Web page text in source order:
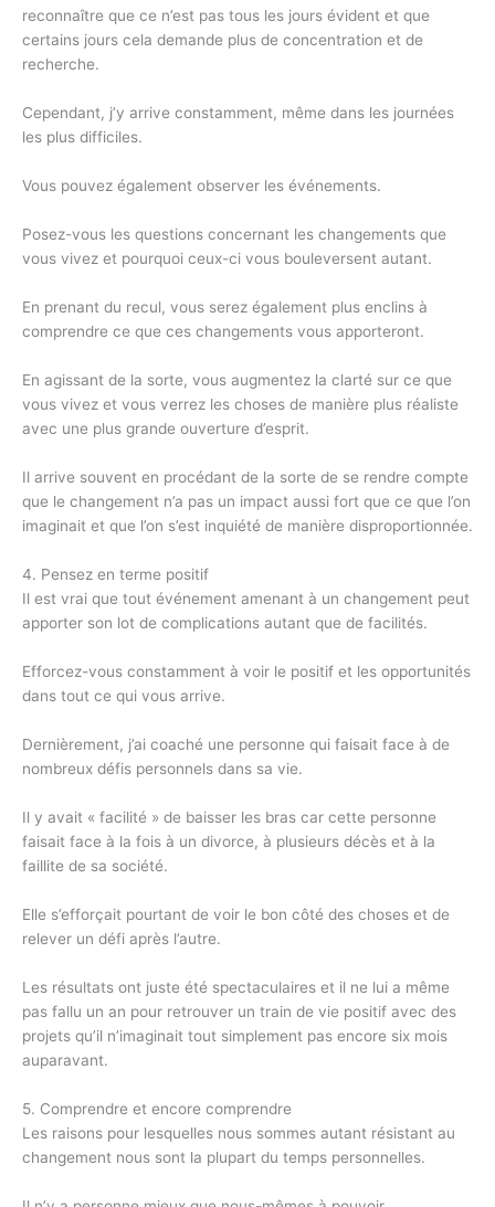
reconnaître que ce n’est pas tous les jours évident et que
certains jours cela demande plus de concentration et de
recherche.
Cependant, j’y arrive constamment, même dans les journées
les plus difficiles.
Vous pouvez également observer les événements.
Posez-vous les questions concernant les changements que
vous vivez et pourquoi ceux-ci vous bouleversent autant.
En prenant du recul, vous serez également plus enclins à
comprendre ce que ces changements vous apporteront.
En agissant de la sorte, vous augmentez la clarté sur ce que
vous vivez et vous verrez les choses de manière plus réaliste
avec une plus grande ouverture d’esprit.
Il arrive souvent en procédant de la sorte de se rendre compte
que le changement n’a pas un impact aussi fort que ce que l’on
imaginait et que l’on s’est inquiété de manière disproportionnée.
4. Pensez en terme positif
Il est vrai que tout événement amenant à un changement peut
apporter son lot de complications autant que de facilités.
Efforcez-vous constamment à voir le positif et les opportunités
dans tout ce qui vous arrive.
Dernièrement, j’ai coaché une personne qui faisait face à de
nombreux défis personnels dans sa vie.
Il y avait « facilité » de baisser les bras car cette personne
faisait face à la fois à un divorce, à plusieurs décès et à la
faillite de sa société.
Elle s’efforçait pourtant de voir le bon côté des choses et de
relever un défi après l’autre.
Les résultats ont juste été spectaculaires et il ne lui a même
pas fallu un an pour retrouver un train de vie positif avec des
projets qu’il n’imaginait tout simplement pas encore six mois
auparavant.
5. Comprendre et encore comprendre
Les raisons pour lesquelles nous sommes autant résistant au
changement nous sont la plupart du temps personnelles.